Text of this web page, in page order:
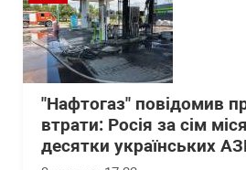
"Нафтогаз" повідомив
втрати: Росія за сім
десятки українських